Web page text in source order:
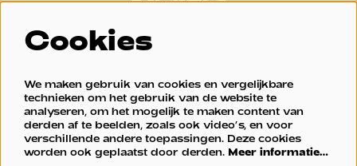
Cookies
We maken gebruik van cookies en vergelijkbare
technieken om het gebruik van de website te
analyseren, om het mogelijk te maken content van
derden af te beelden, zoals ook video’s, en voor
verschillende andere toepassingen. Deze cookies
worden ook geplaatst door derden. Meer informatie…